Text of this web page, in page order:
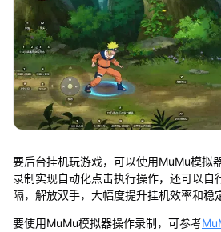
要后台挂机玩游戏，可以使用MuMu模拟
录制实现自动化点击执行操作，还可以自
隔，解放双手，大幅度提升挂机效率和稳
要使用MuMu模拟器操作录制，可参考